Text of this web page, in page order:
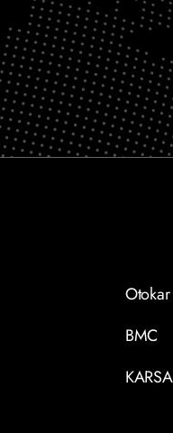
Otokar
BMC